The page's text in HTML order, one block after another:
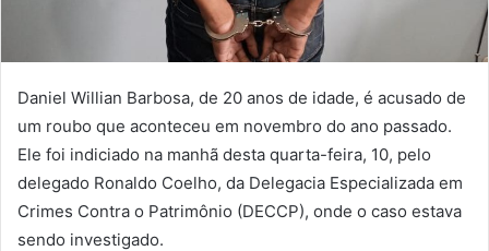
Daniel Willian Barbosa, de 20 anos de idade, é acusado de
um roubo que aconteceu em novembro do ano passado.
Ele foi indiciado na manhã desta quarta-feira, 10, pelo
delegado Ronaldo Coelho, da Delegacia Especializada em
Crimes Contra o Patrimônio (DECCP), onde o caso estava
sendo investigado.